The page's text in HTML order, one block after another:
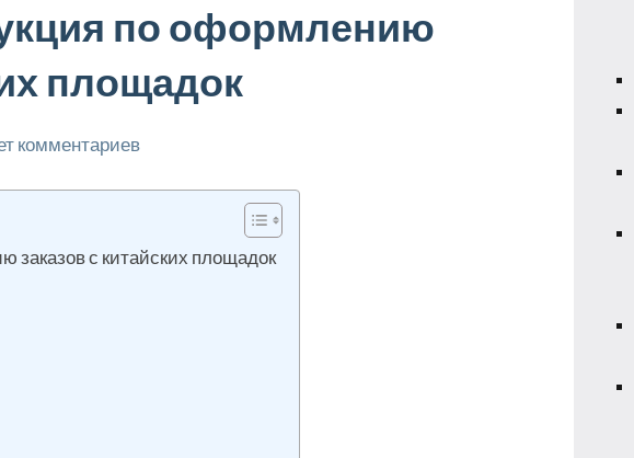
по оформлению
площадок
комментариев
заказов с китайских площадок